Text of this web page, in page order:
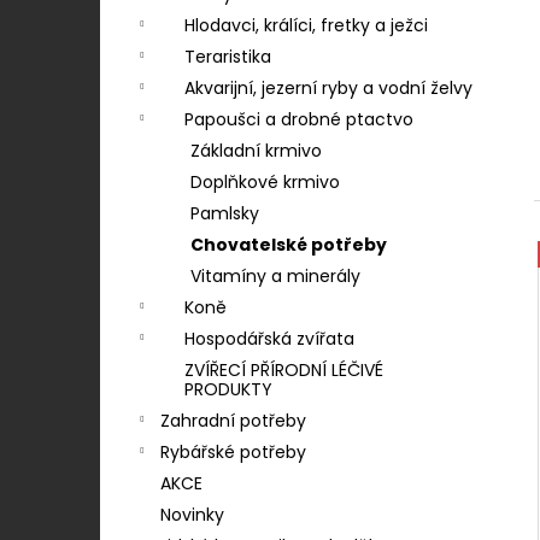
Hlodavci, králíci, fretky a ježci
Teraristika
Akvarijní, jezerní ryby a vodní želvy
Papoušci a drobné ptactvo
Základní krmivo
Doplňkové krmivo
Pamlsky
Chovatelské potřeby
Vitamíny a minerály
Koně
Hospodářská zvířata
ZVÍŘECÍ PŘÍRODNÍ LÉČIVÉ
PRODUKTY
Zahradní potřeby
Rybářské potřeby
AKCE
Novinky
RASCO TYČINKY BUVOLÍ KROUCENÉ BÍLÉ
12,5CM - 1KS
3 Kč